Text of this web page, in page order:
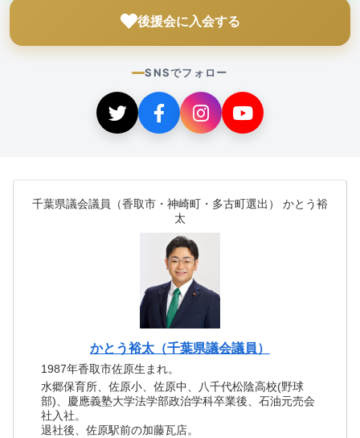
後援会に入会する
SNSでフォロー
千葉県議会議員（香取市・神崎町・多古町選出） かとう裕
太
かとう裕太（千葉県議会議員）
1987年香取市佐原生まれ。
水郷保育所、佐原小、佐原中、八千代松陰高校(野球
部)、慶應義塾大学法学部政治学科卒業後、石油元売会
社入社。
退社後、佐原駅前の加藤瓦店。